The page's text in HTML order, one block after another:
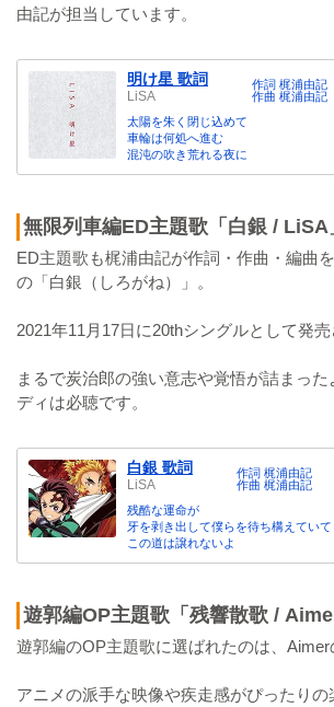
由記が担当しています。
明け星 歌詞
LiSA
作詞 梶浦由記
作曲 梶浦由記
太陽を朱く閉じ込めて
車輪は何処へ進む
混沌の吹き荒れる夜に
無限列車編ED主題歌「白銀 / LiSA
ED主題歌も梶浦由記が作詞・作曲・編曲
の「白銀（しろがね）」。
2021年11月17日に20thシングルとして発売
まるで炭治郎の強い意志や覚悟が詰まった
ディは必聴です。
白銀 歌詞
LiSA
作詞 梶浦由記
作曲 梶浦由記
残酷な運命が
牙を剥き出して僕らを待ち構えていて
この道は譲れないよ
遊郭編OP主題歌「残響散歌 / Aimer
遊郭編のOP主題歌に選ばれたのは、Aimer
アニメの派手な映像や疾走感がぴったりの